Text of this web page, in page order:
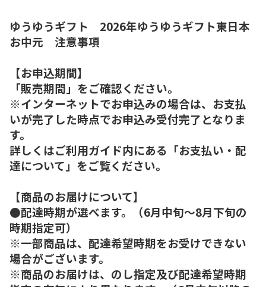
ゆうゆうギフト 2026年ゆうゆうギフト東日本
お中元 注意事項
【お申込期間】
「販売期間」をご確認ください。
※インターネットでお申込みの場合は、お支払
いが完了した時点でお申込み受付完了となりま
す。
詳しくはご利用ガイド内にある「お支払い・配
達について」をご覧ください。
【商品のお届けについて】
●配達時期が選べます。（6月中旬～8月下旬の
時期指定可）
※一部商品は、配達希望時期をお受けできない
場合がございます。
※商品のお届けは、のし指定及び配達希望時期